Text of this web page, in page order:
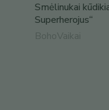
Smėlinukai
Superherojus“
BohoVaikai